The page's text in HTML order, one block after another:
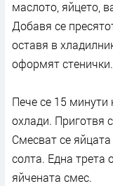
маслото, яйцето,
Добавя се
оставя в
оформят стенички.
Пече се 15 минути
охлади. Приготвя
Смесват се
солта. Една трета
яйчената смес.